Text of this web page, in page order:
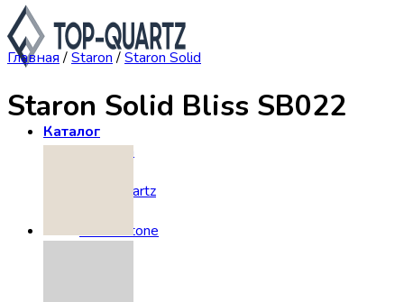
Каталог
Asterum
Avantquartz
Caesarstone
Главная /Staron /Staron Solid
Staron Solid Bliss SB022